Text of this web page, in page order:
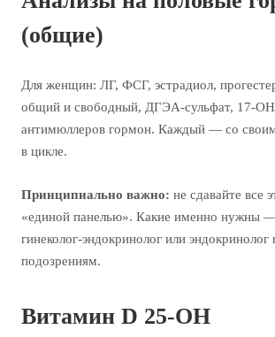
(общие)
Для женщин: ЛГ, ФСГ, эстрадиол,
общий и свободный, ДГЭА-сульфат, 17-
антимюллеров гормон. Каждый — со
в цикле.
Принципиально важно: не сдавайте все
«единой панелью». Какие именно нужны
гинеколог-эндокринолог или
подозрениям.
Витамин D 25-OH